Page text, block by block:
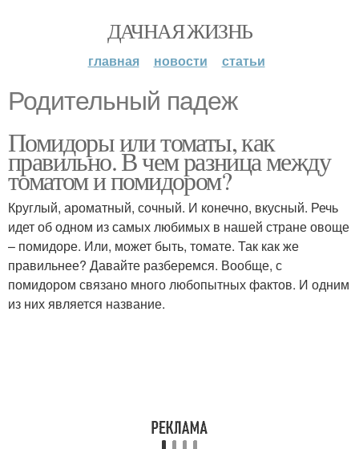
ДАЧНАЯ ЖИЗНЬ
главная новости статьи
Родительный падеж
Помидоры или томаты, как
правильно. В чем разница между
томатом и помидором?
Круглый, ароматный, сочный. И конечно, вкусный. Речь
идет об одном из самых любимых в нашей стране овоще
– помидоре. Или, может быть, томате. Так как же
правильнее? Давайте разберемся. Вообще, с
помидором связано много любопытных фактов. И одним
из них является название.